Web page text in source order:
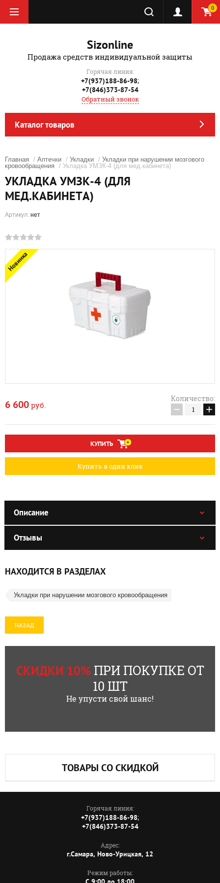
0
Sizonline
Продажа средств индивидуальной защиты
Горячая линия:
+7(937)188-86-98;
+7(846)373-87-54
Обратный звонок
Каталог товаров
Главная / Аптечки / Укладки / Укладки при нарушении мозгового
кровообращения
/ Укладка УМЗК-4 (для мед.кабинета)
УКЛАДКА УМЗК-4 (ДЛЯ
МЕД.КАБИНЕТА)
Артикул: нет
Новинка
6 600 руб.
Количество:
− +
КУПИТЬ
Купить в один клик
Описание
Отзывы
НАХОДИТСЯ В РАЗДЕЛАХ
Укладки при нарушении мозгового кровообращения
НАЗАД
СКИДКИ 10%ПРИ ПОКУПКЕ ОТ
10 ШТ
Не упусти свой шанс!
ТОВАРЫ СО СКИДКОЙ
Горячая линия:
+7(937)188-86-98;
+7(846)373-87-54
Адрес:
г.Самара, Ново-Урицкая, 12
Режим работы: